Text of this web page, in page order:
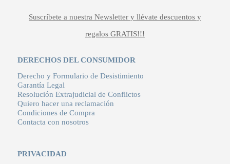
Suscríbete a nuestra Newsletter y llévate descuentos y
regalos GRATIS!!!
DERECHOS DEL CONSUMIDOR
Derecho y Formulario de Desistimiento
Garantía Legal
Resolución Extrajudicial de Conflictos
Quiero hacer una reclamación
Condiciones de Compra
Contacta con nosotros
PRIVACIDAD